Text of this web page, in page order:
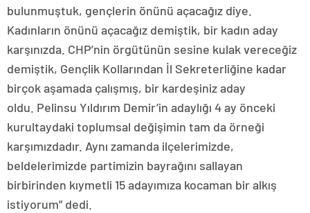
bulunmuştuk, gençlerin önünü açacağız diye.
Kadınların önünü açacağız demiştik, bir kadın aday
karşınızda. CHP’nin örgütünün sesine kulak vereceğiz
demiştik, Gençlik Kollarından İl Sekreterliğine kadar
birçok aşamada çalışmış, bir kardeşiniz aday
oldu. Pelinsu Yıldırım Demir’in adaylığı 4 ay önceki
kurultaydaki toplumsal değişimin tam da örneği
karşımızdadır. Aynı zamanda ilçelerimizde,
beldelerimizde partimizin bayrağını sallayan
birbirinden kıymetli 15 adayımıza kocaman bir alkış
istiyorum” dedi.